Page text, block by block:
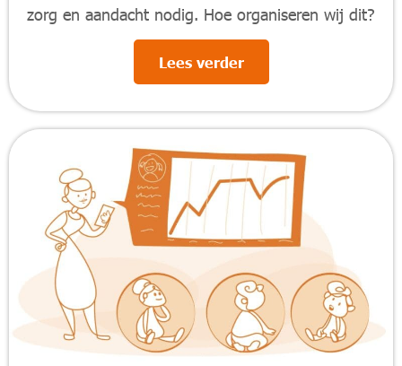
zorg en aandacht nodig. Hoe organiseren wij dit?
Lees verder